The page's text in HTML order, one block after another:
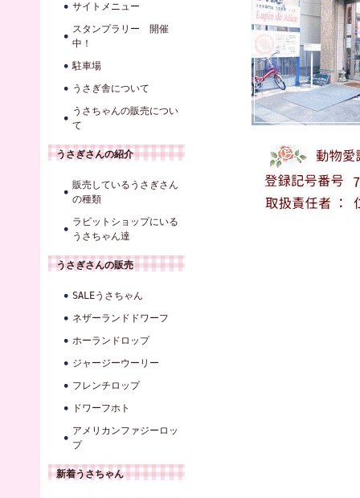
サイトメニュー
スタンプラリー 開催
中！
駐車場
うさぎ舎について
うさちゃんの販売につい
て
うさぎさんの紹介
販売しているうさぎさん
の種類
ラビットショップにいる
うさちゃん達
うさぎさんの販売
SALEうさちゃん
ネザーランドドワーフ
ホーランドロップ
ジャージーウーリー
フレンチロップ
ドワーフホト
アメリカンファジーロッ
プ
新着うさちゃん